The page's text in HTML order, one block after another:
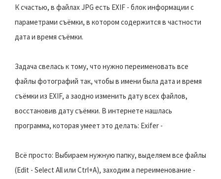
К счастью, в файлах JPG есть EXIF - блок информации c
параметрами съёмки, в котором содержится в частности
дата и время съёмки.
Задача свелась к тому, что нужно переименовать все
файлы фотографий так, чтобы в имени была дата и время
съёмки из EXIF, а заодно изменить дату всех файлов,
восстановив дату съёмки. В интернете нашлась
программа, которая умеет это делать: Exifer -
Всё просто: Выбираем нужную папку, выделяем все файлы
(Edit - Select All или Ctrl+A), заходим а переименование -